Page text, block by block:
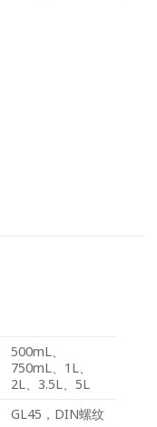
500mL、
750mL、1L、
2L、3.5L、5L
GL45，DIN螺纹